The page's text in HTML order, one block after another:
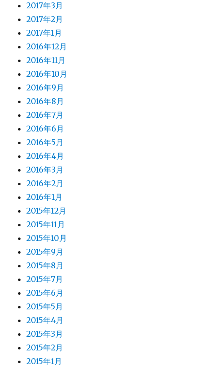
2017年3月
2017年2月
2017年1月
2016年12月
2016年11月
2016年10月
2016年9月
2016年8月
2016年7月
2016年6月
2016年5月
2016年4月
2016年3月
2016年2月
2016年1月
2015年12月
2015年11月
2015年10月
2015年9月
2015年8月
2015年7月
2015年6月
2015年5月
2015年4月
2015年3月
2015年2月
2015年1月